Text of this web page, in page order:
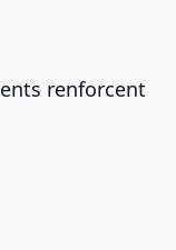
renforcent